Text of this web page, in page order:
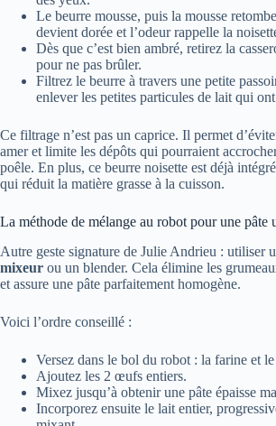
Le beurre mousse, puis la mousse
devient dorée et l’odeur rappelle la
Dès que c’est bien ambré, retirez la
pour ne pas brûler.
Filtrez le beurre à travers une petite
enlever les petites particules de lait qui
Ce filtrage n’est pas un caprice. Il permet
amer et limite les dépôts qui pourraient
poêle. En plus, ce beurre noisette est déjà
qui réduit la matière grasse à la cuisson.
La méthode de mélange au robot pour une pâte
Autre geste signature de Julie Andrieu : utiliser
mixeur ou un blender. Cela élimine les
et assure une pâte parfaitement homogène.
Voici l’ordre conseillé :
Versez dans le bol du robot : la farine et le
Ajoutez les 2 œufs entiers.
Mixez jusqu’à obtenir une pâte épaisse
Incorporez ensuite le lait entier,